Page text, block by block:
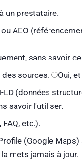
un prestataire.
AEO
sans savoir
des sources.
Oui,
LD (données
savoir l'utiliser.
etc.).
(Google Maps)
la mets jamais à jour.